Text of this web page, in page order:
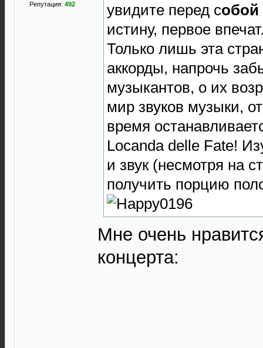
Репутация:492
увидите перед собой
истину, первое
Только лишь эта
аккорды, напрочь
музыкантов, о их
мир звуков музыки,
время
Locanda delle Fate!
и звук (несмотря на
получить порцию
Мне очень
концерта: